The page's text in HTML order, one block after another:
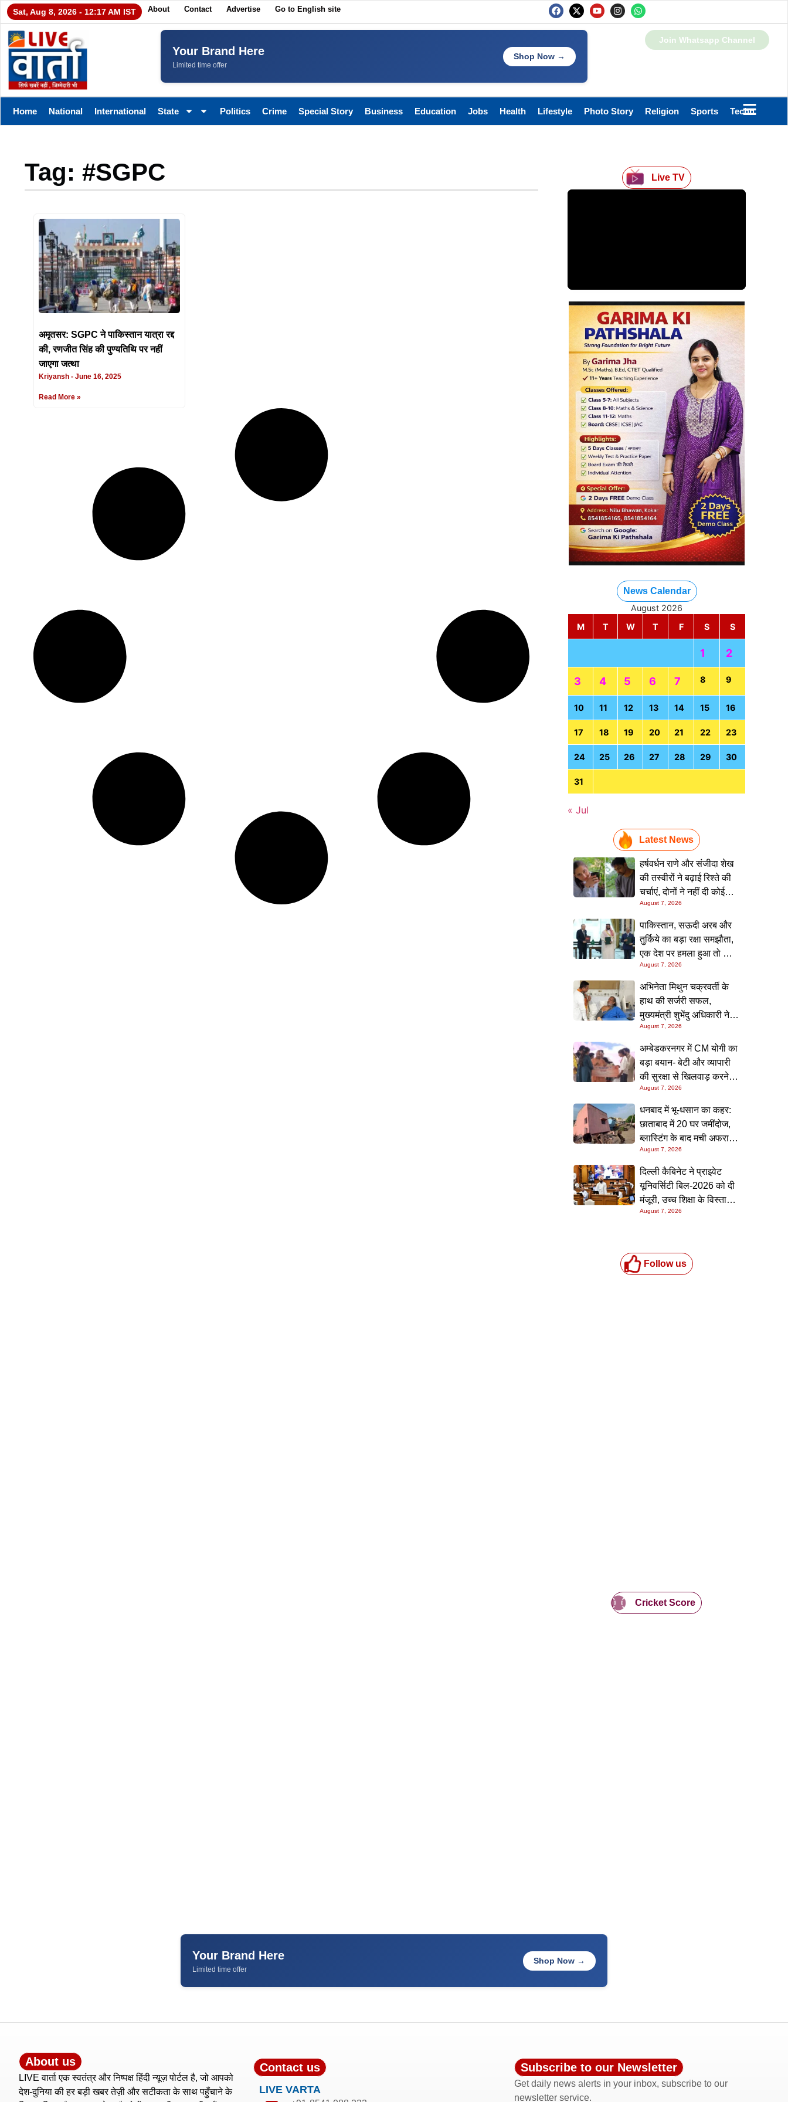
Sat, Aug 8, 2026 - 12:17 AM IST About Contact Advertise Go to English site
Your Brand Here
Limited time offer
Shop Now →
Join Whatsapp Channel
Home National International State Politics Crime Special Story Business Education Jobs Health Lifestyle Photo Story Religion Sports Technology
Tag: #SGPC
अमृतसर: SGPC ने पाकिस्तान यात्रा रद्द
की, रणजीत सिंह की पुण्यतिथि पर नहीं
जाएगा जत्था
Kriyansh June 16, 2025
Read More »
Live TV
News Calendar
August 2026
M
T W T F S S
1 2
3 4 5 6 7 8 9
10 11 12 13 14 15 16
17 18 19 20 21 22 23
24 25 26 27 28 29 30
31
« Jul
Latest News
हर्षवर्धन राणे और संजीदा शेख
की तस्वीरों ने बढ़ाई रिश्ते की
चर्चाएं, दोनों ने नहीं दी कोई
प्रतिक्रिया
August 7, 2026
पाकिस्तान, सऊदी अरब और
तुर्किये का बड़ा रक्षा समझौता,
एक देश पर हमला हुआ तो तीनों
मिलकर देंगे जवाब
August 7, 2026
अभिनेता मिथुन चक्रवर्ती के
हाथ की सर्जरी सफल,
मुख्यमंत्री शुभेंदु अधिकारी ने
अस्पताल पहुंचकर जाना हाल
August 7, 2026
अम्बेडकरनगर में CM योगी का
बड़ा बयान- बेटी और व्यापारी
की सुरक्षा से खिलवाड़ करने
वालों को जेल या जहन्नुम में
जगह होगी
August 7, 2026
धनबाद में भू-धसान का कहर:
छाताबाद में 20 घर जमींदोज,
ब्लास्टिंग के बाद मची अफरा-
तफरी, 8 लोग घायल
August 7, 2026
दिल्ली कैबिनेट ने प्राइवेट
यूनिवर्सिटी बिल-2026 को दी
मंजूरी, उच्च शिक्षा के विस्तार
का दावा
August 7, 2026
Follow us
Cricket Score
Your Brand Here
Limited time offer
Shop Now →
About us
LIVE वार्ता एक स्वतंत्र और निष्पक्ष हिंदी न्यूज़ पोर्टल है, जो आपको
देश-दुनिया की हर बड़ी खबर तेज़ी और सटीकता के साथ पहुँचाने के
Contact us
LIVE VARTA
Subscribe to our Newsletter
Get daily news alerts in your inbox, subscribe to our
newsletter service.